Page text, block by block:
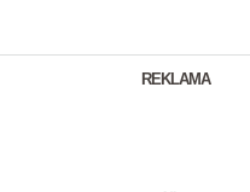
REKLAMA